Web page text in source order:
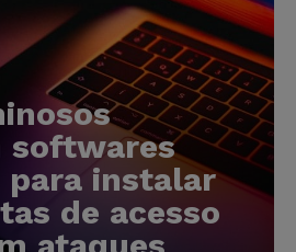
softwares
instalar
de acesso